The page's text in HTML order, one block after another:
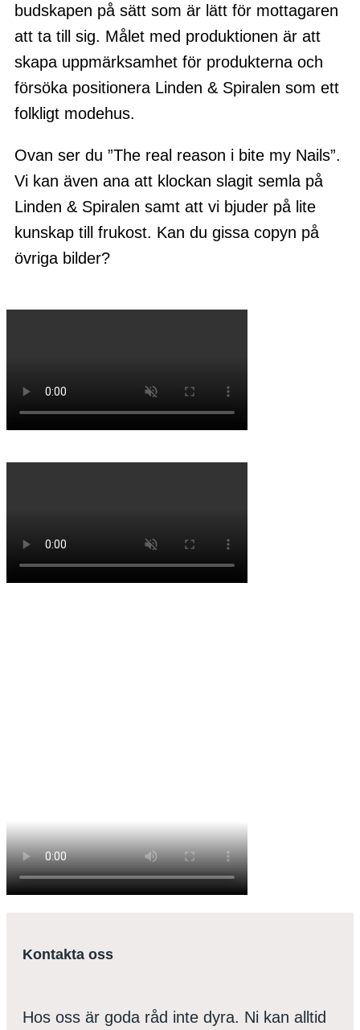
budskapen på sätt som är lätt för mottagaren
att ta till sig. Målet med produktionen är att
skapa uppmärksamhet för produkterna och
försöka positionera Linden & Spiralen som ett
folkligt modehus.
Ovan ser du ”The real reason i bite my Nails”.
Vi kan även ana att klockan slagit semla på
Linden & Spiralen samt att vi bjuder på lite
kunskap till frukost. Kan du gissa copyn på
övriga bilder?
Kontakta oss
Hos oss är goda råd inte dyra. Ni kan alltid